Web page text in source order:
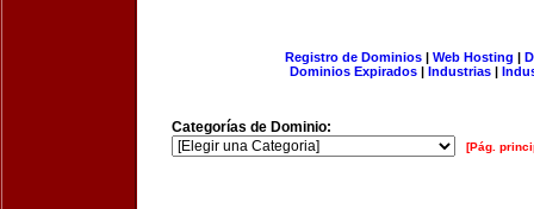
Registro de Dominios| Web Hosting |
Dominios Expirados | Industrias |
Categorías de Dominio:
[Pág.